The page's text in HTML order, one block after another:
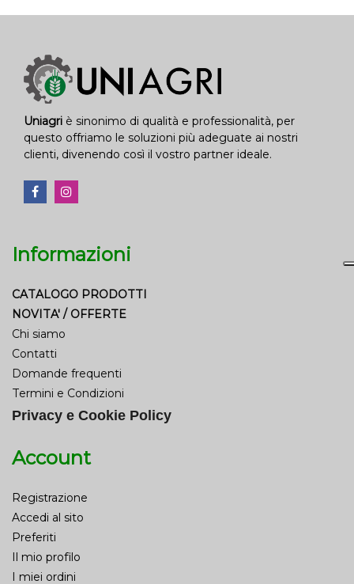
Uniagri è sinonimo di qualità e professionalità, per
questo offriamo le soluzioni più adeguate ai nostri
clienti, divenendo così il vostro partner ideale.
Informazioni
CATALOGO PRODOTTI
NOVITA' / OFFERTE
Chi siamo
Contatti
Domande frequenti
Termini e Condizioni
Privacy e Cookie Policy
Account
Registrazione
Accedi al sito
Preferiti
Il mio profilo
I miei ordini